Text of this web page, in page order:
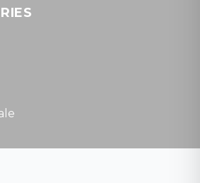
à 12h30
en Juillet et Août
noire.com